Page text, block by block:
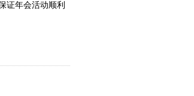
证年会活动顺利